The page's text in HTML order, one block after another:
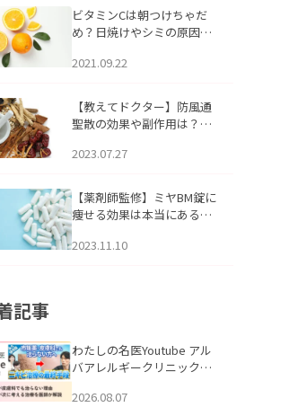
ビタミンCは朝つけちゃだ
め？日焼けやシミの原因に
2021.09.22
【教えてドクター】防風通
聖散の効果や副作用は？長
2023.07.27
【薬剤師監修】ミヤBM錠に
痩せる効果は本当にある
2023.11.10
記事
わたしの名医Youtube アル
バアレルギークリニック札
らない理由｜繰り返す人が
2026.08.07